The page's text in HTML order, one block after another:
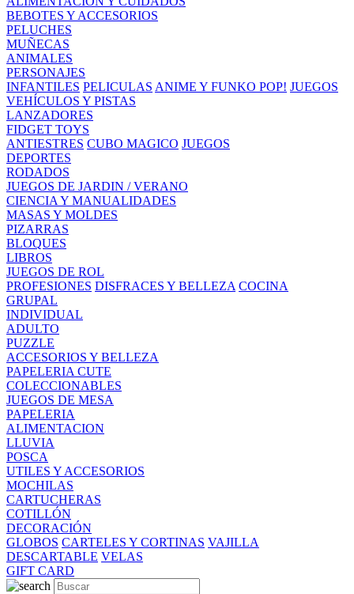
BEBOTES Y ACCESORIOS
PELUCHES
MUÑECAS
ANIMALES
PERSONAJES
INFANTILES PELICULAS ANIME Y FUNKO POP! JUEGOS
VEHÍCULOS Y PISTAS
LANZADORES
FIDGET TOYS
ANTIESTRES CUBO MAGICO JUEGOS
DEPORTES
RODADOS
JUEGOS DE JARDIN / VERANO
CIENCIA Y MANUALIDADES
MASAS Y MOLDES
PIZARRAS
BLOQUES
LIBROS
JUEGOS DE ROL
PROFESIONES DISFRACES Y BELLEZA COCINA
GRUPAL
INDIVIDUAL
ADULTO
PUZZLE
ACCESORIOS Y BELLEZA
PAPELERIA CUTE
COLECCIONABLES
JUEGOS DE MESA
PAPELERIA
ALIMENTACION
LLUVIA
POSCA
UTILES Y ACCESORIOS
MOCHILAS
CARTUCHERAS
COTILLÓN
DECORACIÓN
GLOBOS CARTELES Y CORTINAS VAJILLA
DESCARTABLE VELAS
GIFT CARD